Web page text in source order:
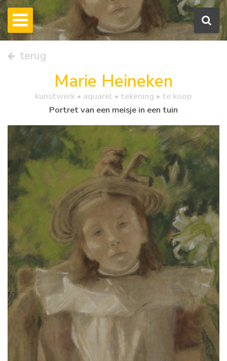
terug
Marie Heineken
kunstwerk • aquarel • tekening • te koop
Portret van een meisje in een tuin